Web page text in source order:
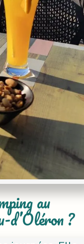
au
d’Oléron ?